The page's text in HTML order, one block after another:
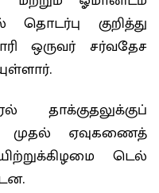
தொடர்பு குறித்து
ஒருவர் சர்வதேச
தாக்குதலுக்குப்
முதல் ஏவுகணைத்
டெல்